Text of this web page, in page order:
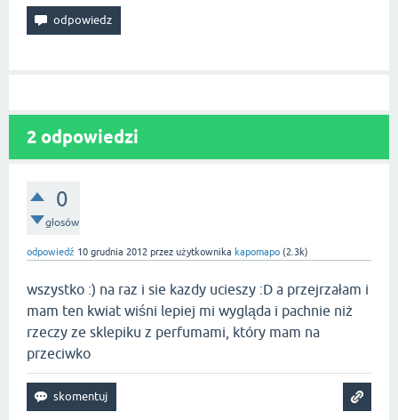
2 odpowiedzi
0
głosów
odpowiedź 10 grudnia 2012 przez użytkownika kapomapo (2.3k)
wszystko :) na raz i sie kazdy ucieszy :D a przejrzałam i
mam ten kwiat wiśni lepiej mi wygląda i pachnie niż
rzeczy ze sklepiku z perfumami, który mam na
przeciwko